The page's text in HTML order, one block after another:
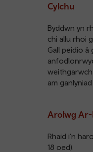
Cylchu
Byddwn yn
chi allu rhoi
Gall peidio
weithgarwch
am
Arolwg
Rhaid i’n
18 oed).